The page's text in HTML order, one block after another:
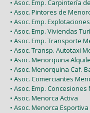
• Asoc. Emp. Carpintería
• Asoc. Pintores de
• Asoc. Emp.
• Asoc. Emp. Viviendas
• Asoc. Emp. Transporte
• Asoc. Transp. Autotaxi
• Asoc. Menorquina
• Asoc. Menorquina Caf.
• Asoc. Comerciantes
• Asoc. Emp. Concesiones
• Asoc. Menorca Activa
• Asoc. Menorca Esportiva